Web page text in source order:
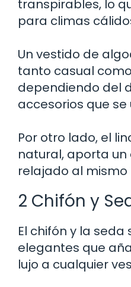
transpirables, lo
para climas
Un vestido de
tanto casual
dependiendo del
accesorios que se
Por otro lado, el
natural, aporta
relajado al mismo
2 Chifón y
El chifón y la seda
elegantes que
lujo a cualquier